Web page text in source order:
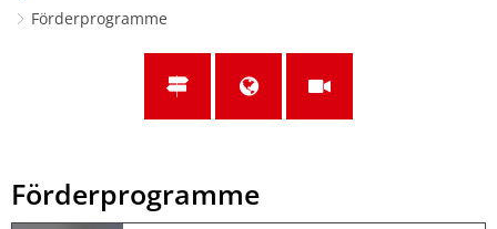
Förderprogramme
Förderprogramme
Förderprogramme